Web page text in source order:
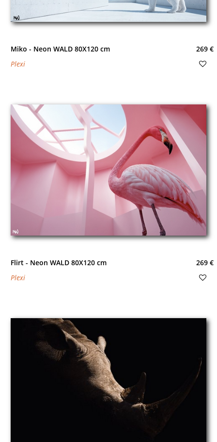
Miko - Neon WALD 80X120 cm
269 €
Plexi
Flirt - Neon WALD 80X120 cm
269 €
Plexi